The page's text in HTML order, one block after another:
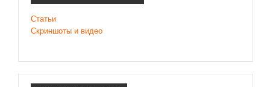
Статьи
Скриншоты и видео